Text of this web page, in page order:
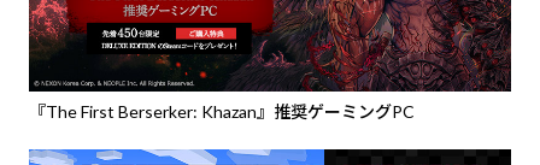
『The First Berserker: Khazan』推奨ゲーミングPC